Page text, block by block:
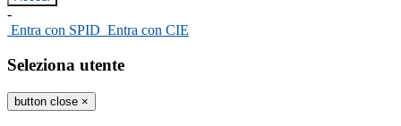
-
Entra con SPID Entra con CIE
Seleziona utente
button close ×